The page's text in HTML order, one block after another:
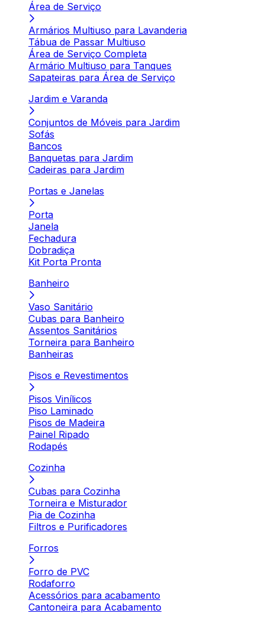
Área de Serviço
Armários Multiuso para Lavanderia
Tábua de Passar Multiuso
Área de Serviço Completa
Armário Multiuso para Tanques
Sapateiras para Área de Serviço
Jardim e Varanda
Conjuntos de Móveis para Jardim
Sofás
Bancos
Banquetas para Jardim
Cadeiras para Jardim
Portas e Janelas
Porta
Janela
Fechadura
Dobradiça
Kit Porta Pronta
Banheiro
Vaso Sanitário
Cubas para Banheiro
Assentos Sanitários
Torneira para Banheiro
Banheiras
Pisos e Revestimentos
Pisos Vinílicos
Piso Laminado
Pisos de Madeira
Painel Ripado
Rodapés
Cozinha
Cubas para Cozinha
Torneira e Misturador
Pia de Cozinha
Filtros e Purificadores
Forros
Forro de PVC
Rodaforro
Acessórios para acabamento
Cantoneira para Acabamento